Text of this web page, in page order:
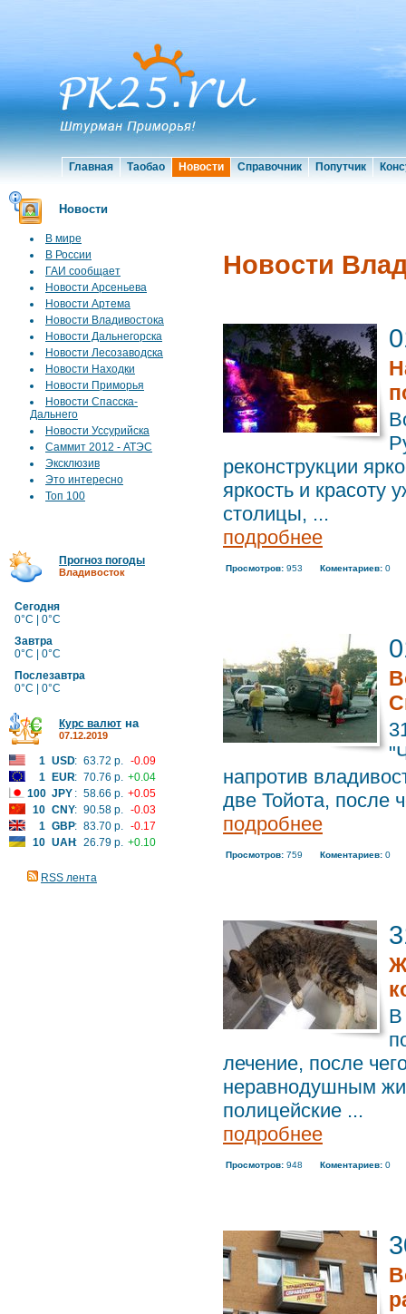
Главная Таобао Новости Справочник Попутчик
Новости
В мире
В России
ГАИ сообщает
Новости Арсеньева
Новости Артема
Новости Владивостока
Новости Дальнегорска
Новости Лесозаводска
Новости Находки
Новости Приморья
Новости Спасска-
Дальнего
Новости Уссурийска
Саммит 2012 - АТЭС
Эксклюзив
Это интересно
Топ 100
Прогноз погоды
Владивосток
Сегодня
0°C | 0°C
Завтра
0°C | 0°C
Послезавтра
0°C | 0°C
Курс валют на
07.12.2019
1 USD: 63.72 р. -0.09
1
EUR: 70.76 р. +0.04
100 JPY : 58.66 р. +0.05
10 CNY: 90.58 р. -0.03
1 GBP: 83.70 р. -0.17
10 UAH: 26.79 р. +0.10
RSS лента
Новости
реконструкции
яркость и красоту
столицы, ...
подробнее
Просмотров: 953 Коментариев: 0
напротив
две Тойота, после
подробнее
Просмотров: 759 Коментариев: 0
В
лечение, после
неравнодушным
полицейские ...
подробнее
Просмотров: 948 Коментариев: 0